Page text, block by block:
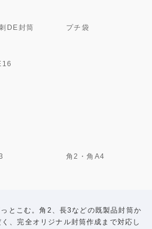
DE封筒 プチ袋
角2・角A4
とこむ。角2、長3などの既製品封筒か
、完全オリジナル封筒作成まで対応し